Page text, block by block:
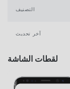
التصنيف
آخر تحديث
لقطات الشاشة